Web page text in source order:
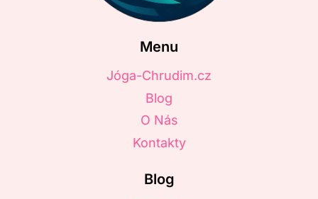
Menu
Jóga-Chrudim.cz
Blog
O Nás
Kontakty
Blog